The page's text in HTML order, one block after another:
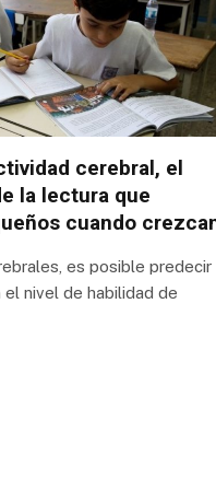
cerebral, el
la lectura que
cuando
es posible predecir
nivel de habilidad de